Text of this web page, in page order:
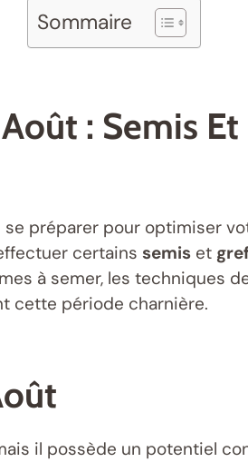
Sommaire
: Semis
préparer pour optimiser
certains semis et
à semer, les techniques
cette période charnière.
il possède un potentiel